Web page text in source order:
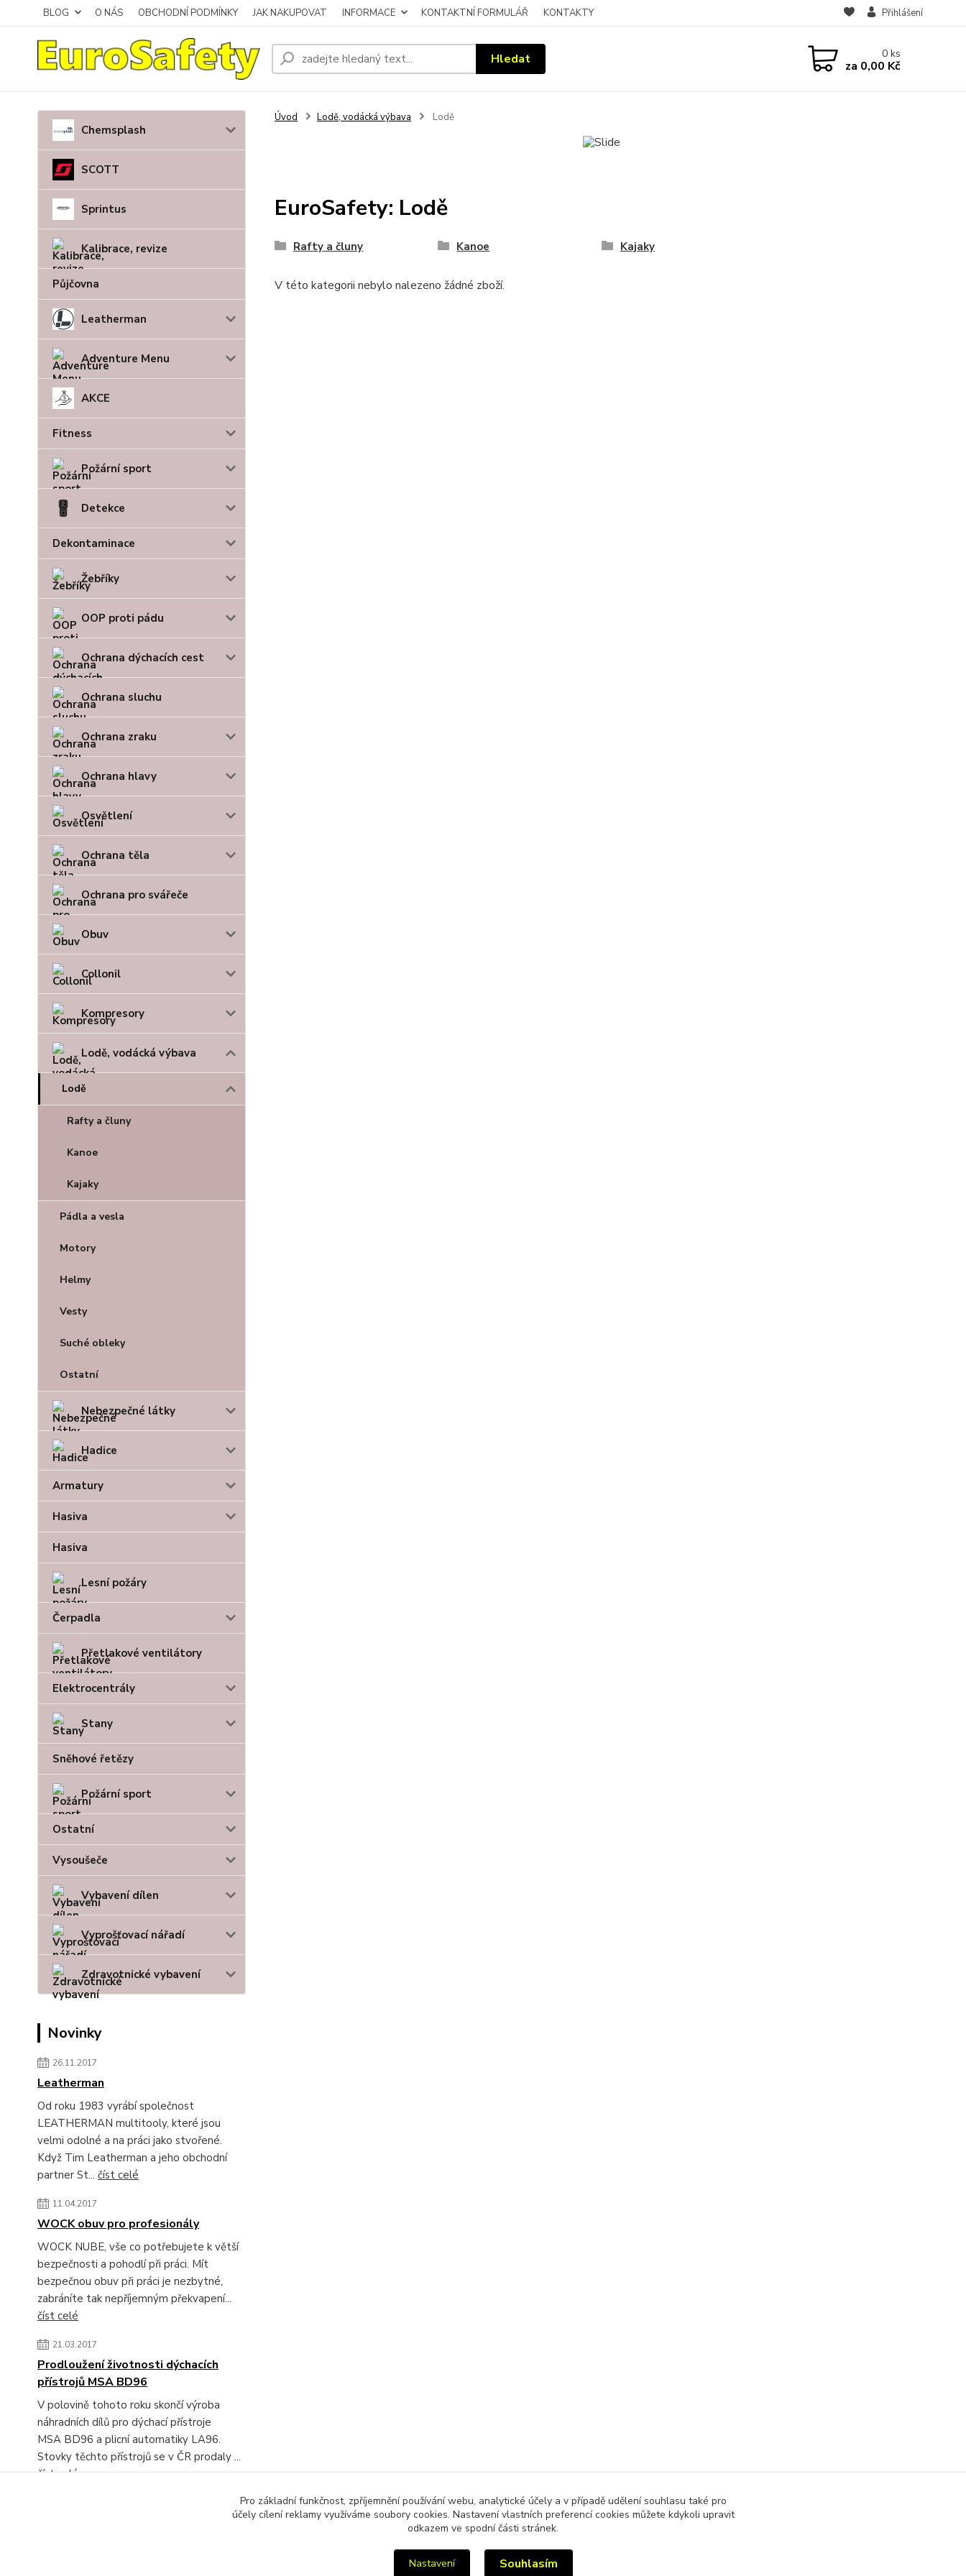
BLOG O NÁS OBCHODNÍ PODMÍNKY JAK NAKUPOVAT INFORMACE KONTAKTNÍ FORMULÁŘ KONTAKTY Přihlášení
Hledat 0ks
za 0,00 Kč
Chemsplash
SCOTT
Sprintus
Kalibrace, revize
Půjčovna
Leatherman
Adventure Menu
AKCE
Fitness
Požární sport
Detekce
Dekontaminace
Žebříky
OOP proti pádu
Ochrana dýchacích cest
Ochrana sluchu
Ochrana zraku
Ochrana hlavy
Osvětlení
Ochrana těla
Ochrana pro svářeče
Obuv
Collonil
Kompresory
Lodě, vodácká výbava
Lodě
Rafty a čluny
Kanoe
Kajaky
Pádla a vesla
Motory
Helmy
Vesty
Suché obleky
Ostatní
Nebezpečné látky
Hadice
Armatury
Hasiva
Hasiva
Lesní požáry
Čerpadla
Přetlakové ventilátory
Elektrocentrály
Stany
Sněhové řetězy
Požární sport
Ostatní
Vysoušeče
Vybavení dílen
Vyprošťovací nářadí
Zdravotnické vybavení
Novinky
26.11.2017
Leatherman
Od roku 1983 vyrábí společnost
LEATHERMAN multitooly, které jsou
velmi odolné a na práci jako stvořené.
Když Tim Leatherman a jeho obchodní
partner St... číst celé
11.04.2017
WOCK obuv pro profesionály
WOCK NUBE, vše co potřebujete k větší
bezpečnosti a pohodlí při práci. Mít
bezpečnou obuv při práci je nezbytné,
zabráníte tak nepříjemným překvapení...
číst celé
21.03.2017
Prodloužení životnosti dýchacích
přístrojů MSA BD96
V polovině tohoto roku skončí výroba
náhradních dílů pro dýchací přístroje
MSA BD96 a plicní automatiky LA96.
Stovky těchto přístrojů se v ČR prodaly ...
číst celé
Úvod Lodě, vodácká výbava Lodě
EuroSafety: Lodě
Rafty a čluny Kanoe Kajaky
V této kategorii nebylo nalezeno žádné zboží.
Pro základní funkčnost, zpříjemnění používání webu, analytické účely a v případě udělení souhlasu také pro
účely cílení reklamy využíváme soubory cookies. Nastavení vlastních preferencí cookies můžete kdykoli upravit
odkazem ve spodní části stránek.
Nastavení Souhlasím